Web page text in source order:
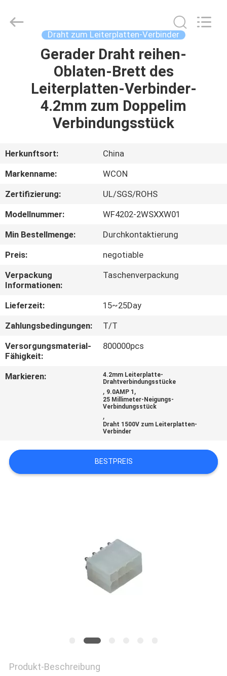
PRODUKTE
FABRIK-
QUALITÄTSKONTROLLE
TRETEN
SIE
MIT
UNS
IN
VERBINDUNG
SITEMAP
Draht zum Leiterplatten-Verbinder
Gerader Draht reihen-
Oblaten-Brett des
Leiterplatten-Verbinder-
4.2mm zum Doppelim
Verbindungsstück
Herkunftsort:
China
Markenname:
WCON
Zertifizierung:
UL/SGS/ROHS
Modellnummer:
WF4202-2WSXXW01
Min Bestellmenge:
Durchkontaktierung
Preis:
negotiable
Verpackung
Informationen:
Taschenverpackung
Lieferzeit:
15~25Day
Zahlungsbedingungen:
T/T
Versorgungsmaterial-
Fähigkeit:
800000pcs
Markieren:
4.2mm Leiterplatte-
Drahtverbindungsstücke
, 9.0AMP 1 ,
25 Millimeter-Neigungs-
Verbindungsstück
,
Draht 1500V zum Leiterplatten-
Verbinder
BESTPREIS
Produkt-Beschreibung